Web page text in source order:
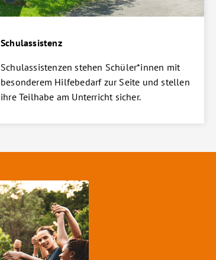
Schulassistenz
Schulassistenzen stehen Schüler*innen mit
besonderem Hilfebedarf zur Seite und stellen
ihre Teilhabe am Unterricht sicher.